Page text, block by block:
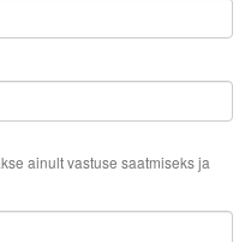
ainult vastuse saatmiseks ja